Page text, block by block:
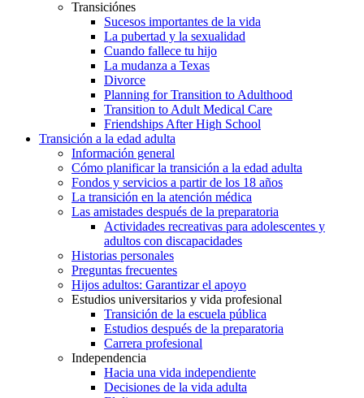
Transiciónes
Sucesos importantes de la vida
La pubertad y la sexualidad
Cuando fallece tu hijo
La mudanza a Texas
Divorce
Planning for Transition to Adulthood
Transition to Adult Medical Care
Friendships After High School
Transición a la edad adulta
Información general
Cómo planificar la transición a la edad adulta
Fondos y servicios a partir de los 18 años
La transición en la atención médica
Las amistades después de la preparatoria
Actividades recreativas para adolescentes y
adultos con discapacidades
Historias personales
Preguntas frecuentes
Hijos adultos: Garantizar el apoyo
Estudios universitarios y vida profesional
Transición de la escuela pública
Estudios después de la preparatoria
Carrera profesional
Independencia
Hacia una vida independiente
Decisiones de la vida adulta